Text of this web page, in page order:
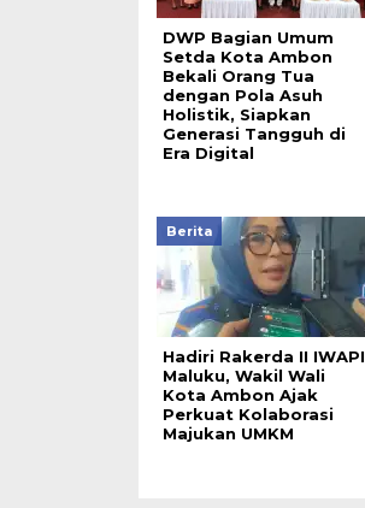
DWP Bagian Umum
Setda Kota Ambon
Bekali Orang Tua
dengan Pola Asuh
Holistik, Siapkan
Generasi Tangguh di
Era Digital
Berita
Hadiri Rakerda II IWAPI
Maluku, Wakil Wali
Kota Ambon Ajak
Perkuat Kolaborasi
Majukan UMKM